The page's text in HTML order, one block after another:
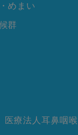
めまい
群
療法人耳鼻咽